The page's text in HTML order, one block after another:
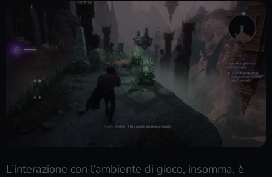
L’interazione con l’ambiente di gioco, insomma, è